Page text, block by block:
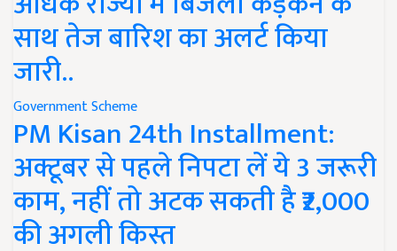
साथ तेज बारिश का अलर्ट किया
जारी..
Government Scheme
PM Kisan 24th Installment:
अक्टूबर से पहले निपटा लें ये 3 जरूरी
काम, नहीं तो अटक सकती है ₹2,000
की अगली किस्त